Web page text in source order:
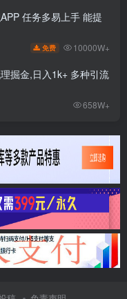
任务多易上手 能提
免费 10000W+
掘金,日入1k+ 多种引流
658W+